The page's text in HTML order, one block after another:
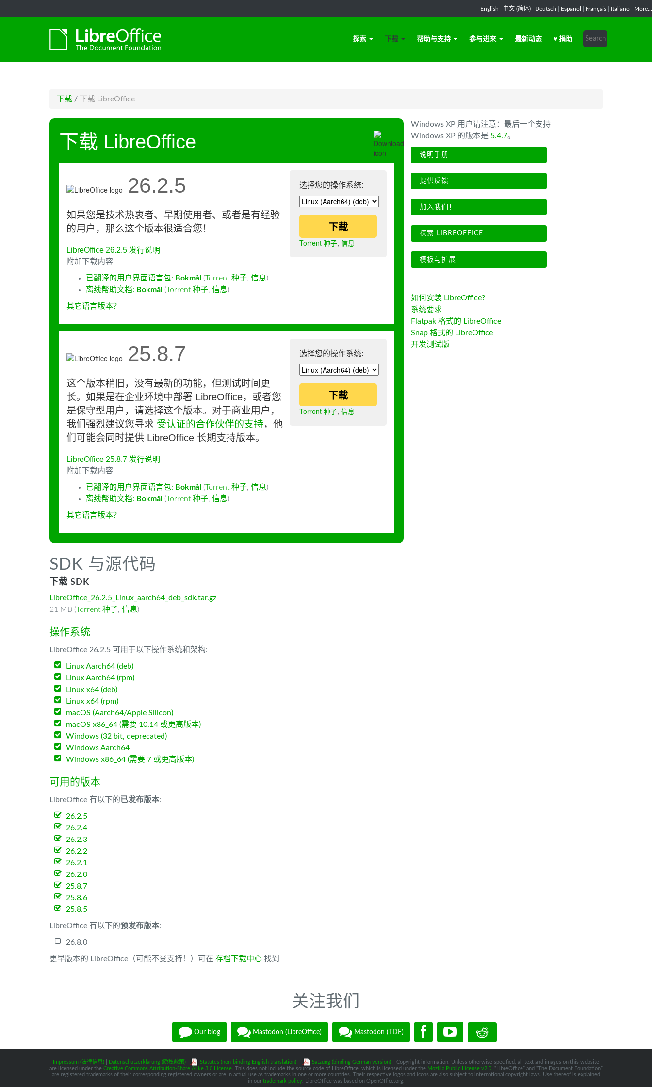
English 中文 (简体) Deutsch Español Français Italiano More...
探索 下载 帮助与支持 参与进来 最新动态 ♥ 捐助
下载 / 下载 LibreOffice
下载 LibreOffice
选择您的操作系统:
下载
Torrent 种子, 信息
26.2.5
如果您是技术热衷者、早期使用者、或者是有经验
的用户，那么这个版本很适合您！
LibreOffice 26.2.5 发行说明
附加下载内容:
已翻译的用户界面语言包: Bokmål (Torrent 种子, 信息)
离线帮助文档: Bokmål (Torrent 种子, 信息)
其它语言版本？
选择您的操作系统:
下载
Torrent 种子, 信息
25.8.7
这个版本稍旧，没有最新的功能，但测试时间更
长。如果是在企业环境中部署 LibreOffice，或者您
是保守型用户，请选择这个版本。对于商业用户，
我们强烈建议您寻求 受认证的合作伙伴的支持，他
们可能会同时提供 LibreOffice 长期支持版本。
LibreOffice 25.8.7 发行说明
附加下载内容:
已翻译的用户界面语言包: Bokmål (Torrent 种子, 信息)
离线帮助文档: Bokmål (Torrent 种子, 信息)
其它语言版本？
SDK 与源代码
下载 SDK
LibreOffice_26.2.5_Linux_aarch64_deb_sdk.tar.gz
21 MB (Torrent 种子, 信息)
操作系统
LibreOffice 26.2.5 可用于以下操作系统和架构:
Linux Aarch64 (deb)
Linux Aarch64 (rpm)
Linux x64 (deb)
Linux x64 (rpm)
macOS (Aarch64/Apple Silicon)
macOS x86_64 (需要 10.14 或更高版本)
Windows (32 bit, deprecated)
Windows Aarch64
Windows x86_64 (需要 7 或更高版本)
可用的版本
LibreOffice 有以下的已发布版本:
26.2.5
26.2.4
26.2.3
26.2.2
26.2.1
26.2.0
25.8.7
25.8.6
25.8.5
LibreOffice 有以下的预发布版本:
26.8.0
更早版本的 LibreOffice（可能不受支持！）可在 存档下载中心 找到
Windows XP 用户请注意：最后一个支持
Windows XP 的版本是 5.4.7。
说明手册
提供反馈
加入我们！
探索 LIBREOFFICE
模板与扩展
如何安装 LibreOffice?
系统要求
Flatpak 格式的 LibreOffice
Snap 格式的 LibreOffice
开发测试版
关注我们
Our blog Mastodon (LibreOffice) Mastodon (TDF)
Impressum (法律信息) Datenschutzerklärung (隐私政策) Statutes (non-binding English translation) - Satzung (binding German version)
| Copyright information: Unless otherwise specified, all text and images on this website
are licensed under the Creative Commons Attribution-Share Alike 3.0 License . This does not include the source code of LibreOffice, which is licensed under the Mozilla Public License v2.0 . “LibreOffice” and “The Document Foundation”
are registered trademarks of their corresponding registered owners or are in actual use as trademarks in one or more countries. Their respective logos and icons are also subject to international copyright laws. Use thereof is explained
in our trademark policy. LibreOffice was based on OpenOffice.org.